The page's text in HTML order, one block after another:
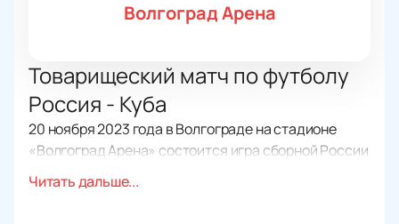
Волгоград Арена
Товарищеский матч по футболу
Россия - Куба
20 ноября 2023 года в Волгограде на стадионе
«Волгоград Арена» состоится игра сборной России
по футболу и сборной Кубы.
Билеты на матч Россия – Куба – одна из самых
Читать дальше...